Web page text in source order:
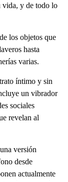
vida, y de todo lo
los objetos que
hasta
varias.
íntimo y sin
un vibrador
sociales
revelan al
versión
desde
actualmente